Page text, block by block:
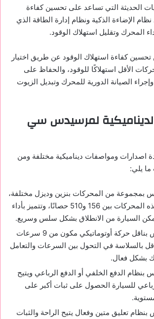
الحديثة التي تساعد على تحسين كفاءة
الإضاءة الذكية ونظام إدارة الطاقة الذي
المحرك وتقليل استهلاك الوقود.
كفاءة استهلاك الوقود عن طريق اختيار
الأقل استهلاكًا للوقود، والحفاظ على
الصيانة الدورية للمحرك وتبديل الزيوت
لمرسيدس سي
اصدارات ومواصفات ديناميكية مختلفة ومن
يلي:
بمجموعة من المحركات بنزين وديزل مختلفة،
وتتراوح قوة هذه المحركات بين 156 و510 حصانًا، وتتميز بأداء
السيارة من الانطلاق بشكل سلس وسريع.
تأتي سي كلاس بناقل حركة أوتوماتيكي مكون من 9 سرعات
بالسلاسة في التحول بين السرعات والتعامل
بشكل فعال.
الدفع الخلفي أو الدفع الرباعي ويتيح
للسيارة الحصول على ثبات أكبر على
تعليق متين وفعال يتيح الراحة والثبات